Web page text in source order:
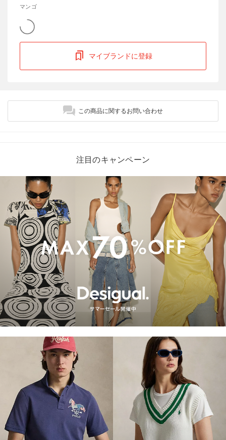
マンゴ
マイブランドに登録
この商品に関するお問い合わせ
注目のキャンペーン